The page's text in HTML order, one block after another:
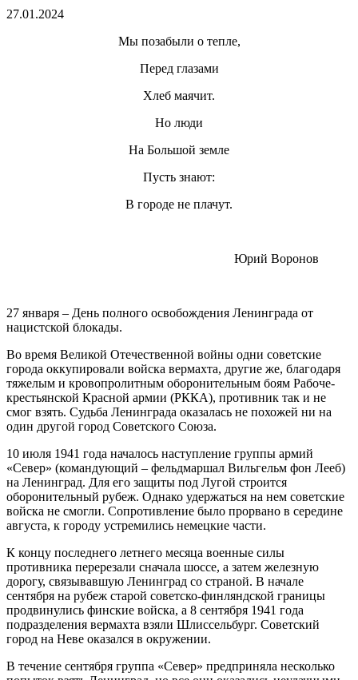
27.01.2024
Мы позабыли о тепле,
Перед глазами
Хлеб маячит.
Но люди
На Большой земле
Пусть знают:
В городе не плачут.
Юрий Воронов
27 января – День полного освобождения Ленинграда от
нацистской блокады.
Во время Великой Отечественной войны одни советские
города оккупировали войска вермахта, другие же, благодаря
тяжелым и кровопролитным оборонительным боям Рабоче-
крестьянской Красной армии (РККА), противник так и не
смог взять. Судьба Ленинграда оказалась не похожей ни на
один другой город Советского Союза.
10 июля 1941 года началось наступление группы армий
«Север» (командующий – фельдмаршал Вильгельм фон Лееб)
на Ленинград. Для его защиты под Лугой строится
оборонительный рубеж. Однако удержаться на нем советские
войска не смогли. Сопротивление было прорвано в середине
августа, к городу устремились немецкие части.
К концу последнего летнего месяца военные силы
противника перерезали сначала шоссе, а затем железную
дорогу, связывавшую Ленинград со страной. В начале
сентября на рубеж старой советско-финляндской границы
продвинулись финские войска, а 8 сентября 1941 года
подразделения вермахта взяли Шлиссельбург. Советский
город на Неве оказался в окружении.
В течение сентября группа «Север» предприняла несколько